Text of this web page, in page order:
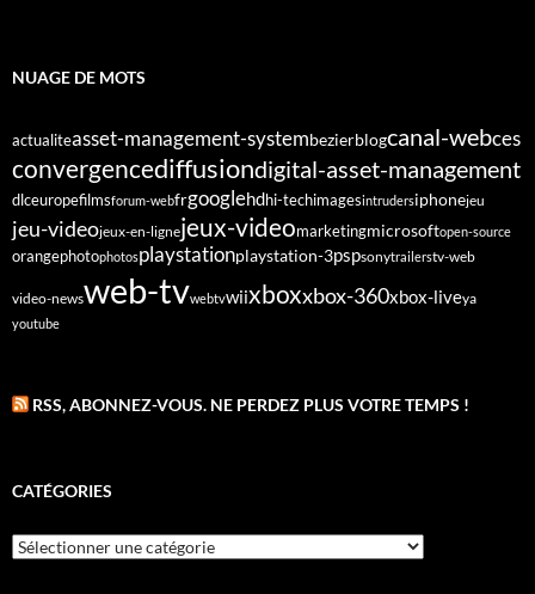
NUAGE DE MOTS
actualiteasset-management-systembezierblogcanal-webces
convergencediffusiondigital-asset-management
dlceuropefilmsforum-webfrgooglehdhi-techimagesintrudersiphonejeu
jeu-videojeux-en-lignejeux-videomarketingmicrosoftopen-source
orangephotophotosplaystationplaystation-3pspsonytrailerstv-web
video-newsweb-tvwebtvwiixboxxbox-360xbox-liveya
youtube
RSS, ABONNEZ-VOUS. NE PERDEZ PLUS VOTRE TEMPS !
CATÉGORIES
Catégories